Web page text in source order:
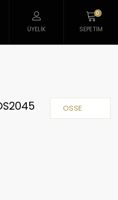
ÜYELIK
0
SEPETIM
OSSE